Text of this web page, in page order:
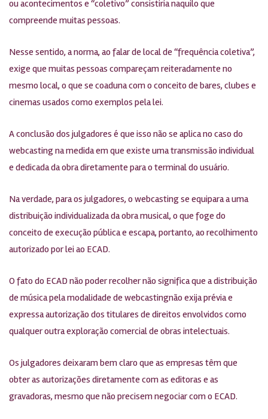
ou acontecimentos e “coletivo” consistiria naquilo que
compreende muitas pessoas.
Nesse sentido, a norma, ao falar de local de “frequência coletiva”,
exige que muitas pessoas compareçam reiteradamente no
mesmo local, o que se coaduna com o conceito de bares, clubes e
cinemas usados como exemplos pela lei.
A conclusão dos julgadores é que isso não se aplica no caso do
webcasting na medida em que existe uma transmissão individual
e dedicada da obra diretamente para o terminal do usuário.
Na verdade, para os julgadores, o webcasting se equipara a uma
distribuição individualizada da obra musical, o que foge do
conceito de execução pública e escapa, portanto, ao recolhimento
autorizado por lei ao ECAD.
O fato do ECAD não poder recolher não significa que a distribuição
de música pela modalidade de webcastingnão exija prévia e
expressa autorização dos titulares de direitos envolvidos como
qualquer outra exploração comercial de obras intelectuais.
Os julgadores deixaram bem claro que as empresas têm que
obter as autorizações diretamente com as editoras e as
gravadoras, mesmo que não precisem negociar com o ECAD.